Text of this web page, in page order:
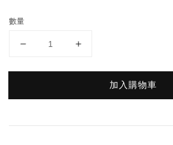
數量
加入購物車